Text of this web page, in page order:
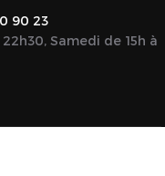
90 23
Samedi de 15h à